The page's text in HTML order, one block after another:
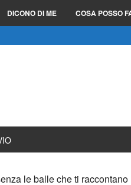
DICONO DI ME COSA POSSO
le balle che ti raccontano